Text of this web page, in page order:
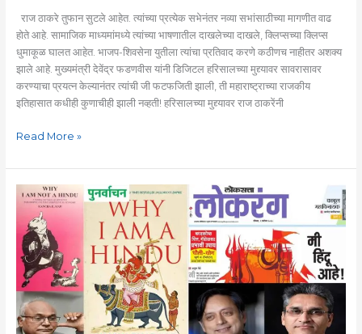
राज ठाकरे तुफान सुटले आहेत. त्यांच्या प्रत्येक सभेनंतर नव्या सभांसाठीच्या मागणीत वाढ
होते आहे. सामाजिक माध्यमांमध्ये त्यांच्या भाषणातील दाखलेच्या दाखले, क्लिप्सच्या क्लिप्स
धुमाकूळ घालत आहेत. भाजप-शिवसेना युतीला त्यांचा प्रतिवाद करणे कठीणच नाहीतर अशक्य
झाले आहे. मुख्यमंत्री देवेंद्र फडणवीस यांनी डिजिटल हरिसालच्या मुद्द्यावर सावरासावर
करण्याचा प्रयत्न केल्यानंतर त्यांची जी फटफजिती झाली, ती महाराष्ट्राच्या राजकीय
इतिहासात कधीही कुणाचीही झाली नव्हती! हरिसालच्या मुद्द्यावर राज ठाकरेंनी
Read More »
सनातनी,
हिंदुत्व,
हिंदू
आणि
भारतीयत्व